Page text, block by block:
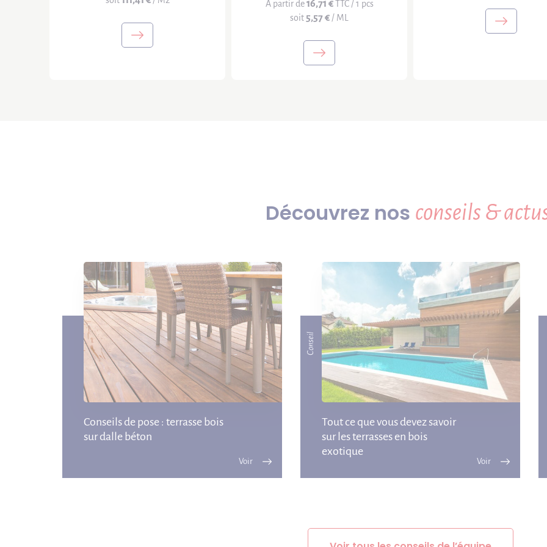
A partir de16,71 €TTC / 1 pcs
soit 5,57 € / ML
Découvrez nos conseils &
Conseils de pose : terrasse bois
sur dalle béton
Conseil
Tout ce que vous devez savoir
sur les terrasses en bois
exotique